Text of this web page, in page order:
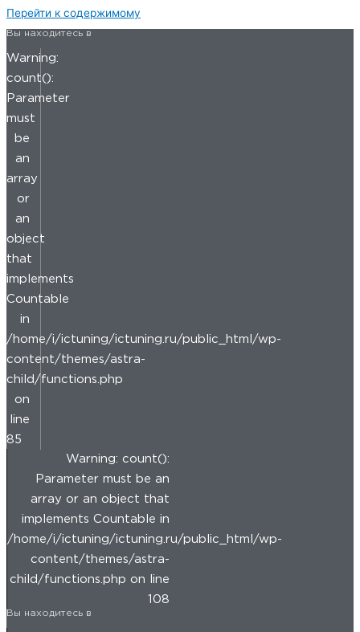
Перейти к содержимому
Вы находитесь в
Warning:
count():
Parameter
must
be
an
array
or
an
object
that
implements
Countable
in
/home/i/ictuning/ictuning.ru/public_html/wp-
content/themes/astra-
child/functions.php
on
line
85
Warning: count():
Parameter must be an
array or an object that
implements Countable in
/home/i/ictuning/ictuning.ru/public_html/wp-
content/themes/astra-
child/functions.php on line
108
Вы находитесь в